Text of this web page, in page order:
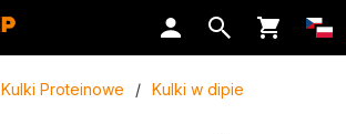
Kulki Proteinowe / Kulki w dipie